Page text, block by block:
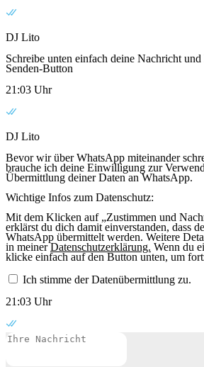
DJ Lito
Schreibe unten einfach deine Nachricht
Senden-Button
21:03 Uhr
DJ Lito
Bevor wir über WhatsApp miteinander
brauche ich deine Einwilligung zur
Übermittlung deiner Daten an WhatsApp.
Wichtige Infos zum Datenschutz:
Mit dem Klicken auf „Zustimmen und
erklärst du dich damit einverstanden, dass
WhatsApp übermittelt werden. Weitere
in meinerDatenschutzerklärung. Wenn du
klicke einfach auf den Button unten, um
Ich stimme der Datenübermittlung zu.
21:03 Uhr